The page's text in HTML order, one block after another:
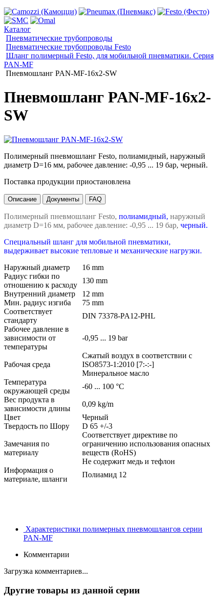
Каталог
Пневматические трубопроводы
Пневматические трубопроводы Festo
Шланг полимерный Festo, для мобильной пневматики. Серия
PAN-MF
Пневмошланг PAN-MF-16x2-SW
Пневмошланг PAN-MF-16x2-
SW
Полимерный пневмошланг Festo, полиамидный, наружный
диаметр D=16 мм, рабочее давление: -0,95 ... 19 бар, черный.
Поставка продукции приостановлена
Описание Документы FAQ
Полимерный пневмошланг Festo, полиамидный, наружный
диаметр D=16 мм, рабочее давление: -0,95 ... 19 бар, черный.
Специальный шланг для мобильной пневматики,
выдерживает высокие тепловые и механические нагрузки.
Наружный диаметр
16 mm
Радиус гибки по
отношению к расходу
130 mm
Внутренний диаметр
12 mm
Мин. радиус изгиба
75 mm
Соответствует
стандарту
DIN 73378-PA12-PHL
Рабочее давление в
зависимости от
температуры
-0,95 ... 19 bar
Рабочая среда
Сжатый воздух в соответствии с
ISO8573-1:2010 [7:-:-]
Минеральное масло
Температура
окружающей среды
-60 ... 100 °C
Вес продукта в
зависимости длины
0,09 kg/m
Цвет
Черный
Твердость по Шору
D 65 +/-3
Замечания по
материалу
Соответствует директиве по
ограничению использования опасных
веществ (RoHS)
Не содержит медь и тефлон
Информация о
материале, шланги
Полиамид 12
Характеристики полимерных пневмошлангов серии
PAN-MF
Комментарии
Загрузка комментариев...
Другие товары из данной серии